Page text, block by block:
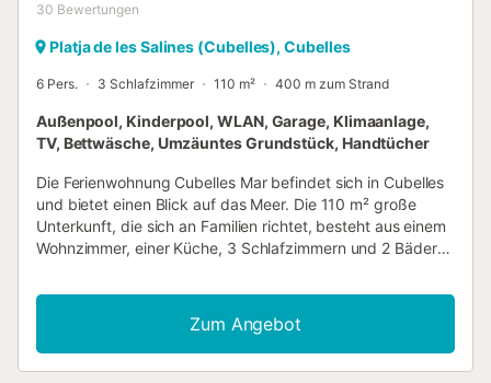
30 Bewertungen
Platja de les Salines (Cubelles), Cubelles
6 Pers. 3 Schlafzimmer 110 m² 400 m zum Strand
Außenpool, Kinderpool, WLAN, Garage, Klimaanlage,
TV, Bettwäsche, Umzäuntes Grundstück, Handtücher
Die Ferienwohnung Cubelles Mar befindet sich in Cubelles
und bietet einen Blick auf das Meer. Die 110 m² große
Unterkunft, die sich an Familien richtet, besteht aus einem
Wohnzimmer, einer Küche, 3 Schlafzimmern und 2 Bädern
gehören außerdem Wi-Fi, ein TV, eine Klimaanlage sowie
eine Waschmaschine. Das Ferienhaus verfügt über einen
privaten Außenbereich mit einer überdachten Terrasse und
3 Balkonen. Ein gemeinsamer Außenbereich, bestehend
Zum Angebot